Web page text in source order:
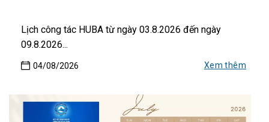
04/08/2026
Lịch công tác HUBA từ ngày 03.8.2026 đến ngày
09.8.2026...
Xem thêm